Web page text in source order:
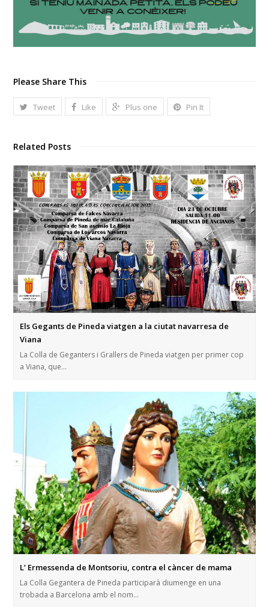
Please Share This
Tweet Like Plus one Pin It
Related Posts
Els Gegants de Pineda viatgen a la ciutat navarresa de
Viana
La Colla de Geganters i Grallers de Pineda viatgen per primer cop
a Viana, que…
L’ Ermessenda de Montsoriu, contra el càncer de mama
La Colla Gegantera de Pineda participarà diumenge en una
trobada a Barcelona amb el nom…